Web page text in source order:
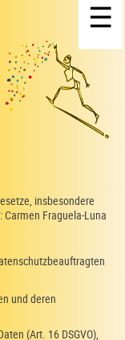
insbesondere
Carmen Fraguela-Luna
und deren
(Art. 16 DSGVO),
☰